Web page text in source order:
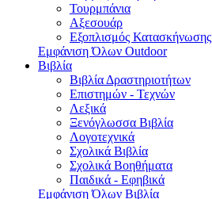
Τουρμπάνια
Αξεσουάρ
Εξοπλισμός Κατασκήνωσης
Εμφάνιση Όλων Outdoor
Βιβλία
Βιβλία Δραστηριοτήτων
Επιστημών - Τεχνών
Λεξικά
Ξενόγλωσσα Βιβλία
Λογοτεχνικά
Σχολικά Βιβλία
Σχολικά Βοηθήματα
Παιδικά - Εφηβικά
Εμφάνιση Όλων Βιβλία